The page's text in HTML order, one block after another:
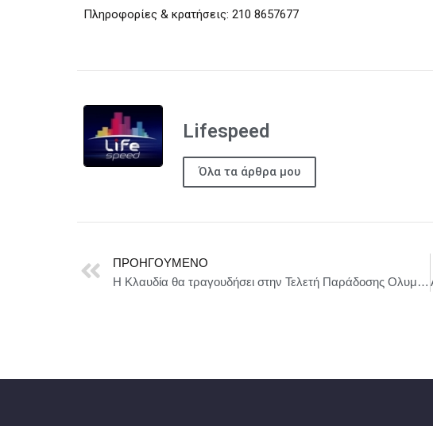
Πληροφορίες & κρατήσεις: 210 8657677
Lifespeed
Όλα τα άρθρα μου
ΠΡΟΗΓΟΎΜΕΝΟ
Η Κλαυδία θα τραγουδήσει στην Τελετή Παράδοσης Ολυμπιακής Φλόγας, θα ερμηνεύσει το τραγούδι «Αστερομάτα»